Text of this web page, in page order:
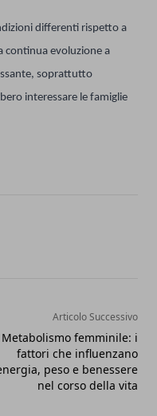
differenti rispetto a
continua evoluzione a
soprattutto
interessare le famiglie
Articolo Successivo
Metabolismo femminile: i
fattori che influenzano
peso e benessere
nel corso della vita